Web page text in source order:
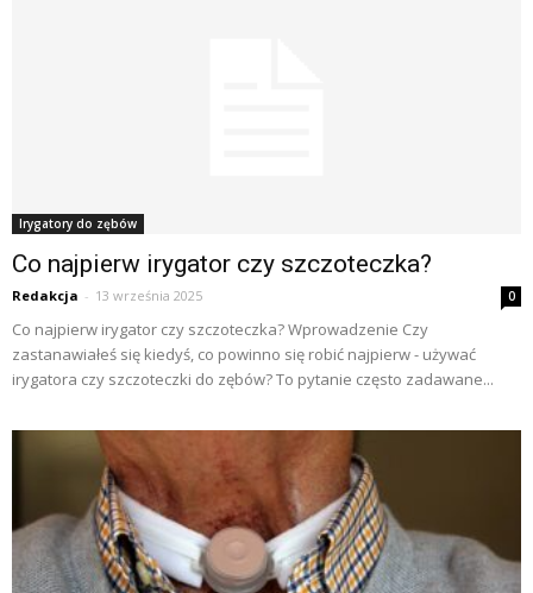
Irygatory do zębów
Co najpierw irygator czy szczoteczka?
Redakcja - 13 września 2025 0
Co najpierw irygator czy szczoteczka? Wprowadzenie Czy
zastanawiałeś się kiedyś, co powinno się robić najpierw - używać
irygatora czy szczoteczki do zębów? To pytanie często zadawane...